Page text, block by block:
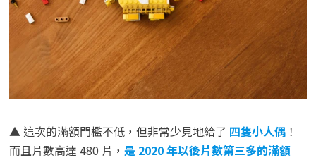
▲ 這次的滿額門檻不低，但非常少見地給了 四隻小人偶！
而且片數高達 480 片， 是 2020 年以後片數第三多的滿額